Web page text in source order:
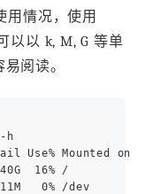
用情况，使用
以以 k, M, G 等单
阅读。
h
Use% Mounted on
16% /
0% /dev